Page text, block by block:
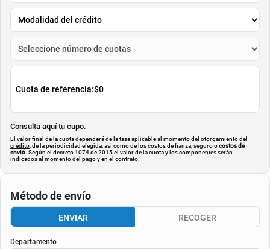
Cuota de referencia:$0
Consulta aquí tu cupo.
El valor final de la cuota dependerá de la tasa aplicable al momento del otorgamiento del
crédito , de la periodicidad elegida, así como de los costos de fianza, seguro ocostos de
envió. Según el decreto 1074 de 2015 el valor de la cuota y los componentes serán
indicados al momento del pago y en el contrato.
Método de envío
ENVIAR RECOGER
Departamento